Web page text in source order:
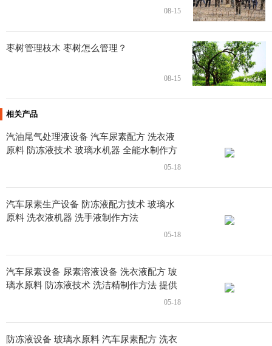
08-15
枣树管理枝木 枣树怎么管理？
08-15
相关产品
汽油尾气处理液设备 汽车尿素配方 洗衣液
原料 防冻液技术 玻璃水机器 全能水制作方
05-18
汽车尿素生产设备 防冻液配方技术 玻璃水
原料 洗衣液机器 洗手液制作方法
05-18
汽车尿素设备 尿素溶液设备 洗衣液配方 玻
璃水原料 防冻液技术 洗洁精制作方法 提供
05-18
防冻液设备 玻璃水原料 汽车尿素配方 洗衣